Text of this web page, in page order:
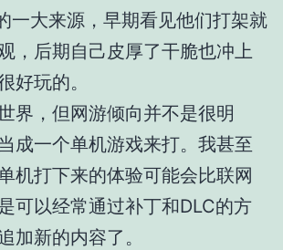
一大来源，早期看见他们打架就
，后期自己皮厚了干脆也冲上
好玩的。
界，但网游倾向并不是很明
成一个单机游戏来打。我甚至
机打下来的体验可能会比联网
可以经常通过补丁和DLC的方
加新的内容了。